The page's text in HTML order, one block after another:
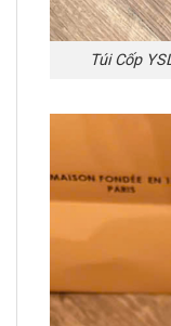
Túi Cốp